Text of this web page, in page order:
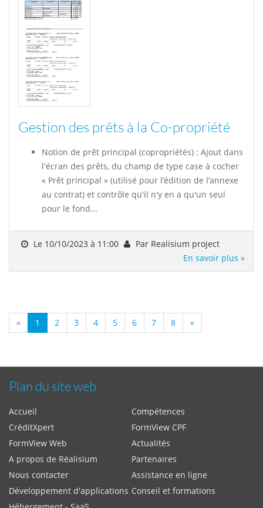
Gestion des prêts à la Co-propriété
Notion de prêt principal (copropriétés) : Ajout dans
l'écran des prêts, du champ de type case à cocher
« Prêt principal » (utilisé pour l’édition de l’annexe
au contrat) et contrôle qu'il n'y en a qu'un seul
pour le fond...
Le 10/10/2023 à 11:00
Par Realisium project
En savoir plus »
« 1 2 3 4 5 6 7 8 »
Plan du site web
Accueil
Compétences
CréditXpert
FormView CPF
FormView Web
Actualités
A propos de Réalisium
Partenaires
Nous contacter
Assistance en ligne
Développement d'applications Conseil et formations